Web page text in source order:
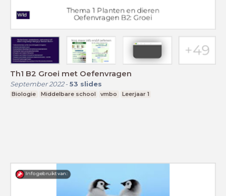
Th1 B2 Groei met Oefenvragen
September 2022- 53 slides
Biologie Middelbare school vmbo Leerjaar 1